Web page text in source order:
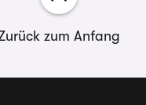
zum Anfang